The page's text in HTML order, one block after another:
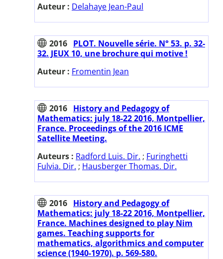
Auteur : Delahaye Jean-Paul
2016 PLOT. Nouvelle série. N° 53. p. 32-
32. JEUX 10, une brochure qui motive !
Auteur : Fromentin Jean
2016 History and Pedagogy of
Mathematics: july 18-22 2016, Montpellier,
France. Proceedings of the 2016 ICME
Satellite Meeting.
Auteurs : Radford Luis. Dir. ; Furinghetti
Fulvia. Dir. ; Hausberger Thomas. Dir.
2016 History and Pedagogy of
Mathematics: july 18-22 2016, Montpellier,
France. Machines designed to play Nim
games. Teaching supports for
mathematics, algorithmics and computer
science (1940-1970). p. 569-580.